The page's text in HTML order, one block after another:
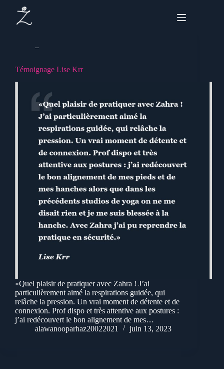
contenu
Témoignage Lise Krr
«Quel plaisir de pratiquer avec Zahra ! J’ai
particulièrement aimé la respirations guidée, qui
relâche la pression. Un vrai moment de détente et de
connexion. Prof dispo et très attentive aux postures :
j’ai redécouvert le bon alignement de mes…
alawanooparhaz20022021
juin 13, 2023